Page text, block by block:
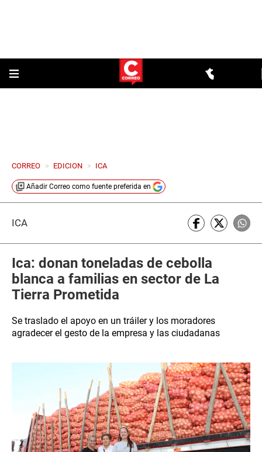
CORREO > EDICION > ICA
Añadir Correo como fuente preferida en
ICA
Ica: donan toneladas de cebolla
blanca a familias en sector de La
Tierra Prometida
Se traslado el apoyo en un tráiler y los moradores
agradecer el gesto de la empresa y las ciudadanas